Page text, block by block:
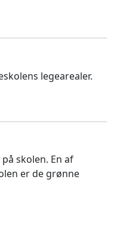
legearealer.
skolen. En af
er de grønne